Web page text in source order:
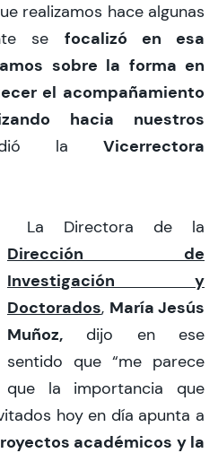
realizamos hace algunas
se focalizó en esa
sobre la forma en
el acompañamiento
hacia nuestros
la Vicerrectora
La Directora de la
Dirección de
Investigación y
Doctorados, María Jesús
Muñoz, dijo en ese
sentido que “me parece
que la importancia que
hoy en día apunta a
académicos y la